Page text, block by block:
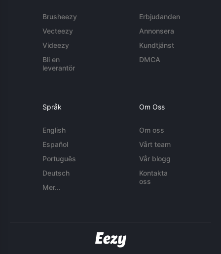
Brusheezy
Vecteezy
Videezy
Bli en
leverantör
Erbjudanden
Annonsera
Kundtjänst
DMCA
Språk
English
Español
Português
Deutsch
Mer...
Om Oss
Om oss
Vårt team
Vår blogg
Kontakta
oss